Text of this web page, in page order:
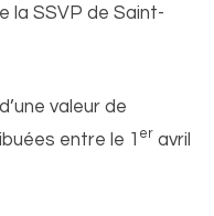
la SSVP de Saint-
valeur de
entre le 1 er avril